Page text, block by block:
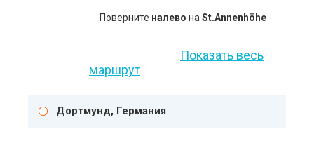
Поверните налево на St.Annenhöhe
Показать весь
маршрут
Дортмунд, Германия